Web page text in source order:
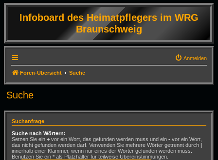
Infoboard des Heimatpflegers im WRG
Braunschweig
Anmelden
Foren-Übersicht Suche
Suche
Suchanfrage
Suche nach Wörtern:
Setzen Sie ein + vor ein Wort, das gefunden werden muss und ein - vor ein Wort,
das nicht gefunden werden darf. Verwenden Sie mehrere Wörter getrennt durch |
innerhalb einer Klammer, wenn nur eines der Wörter gefunden werden muss.
Benutzen Sie ein * als Platzhalter für teilweise Übereinstimmungen.